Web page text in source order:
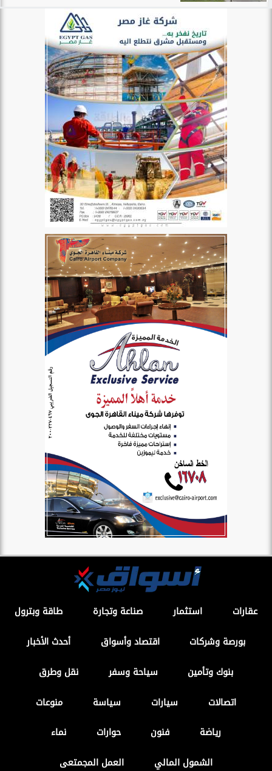
عقارات استثمار صناعة وتجارة
طاقة وبترول
بورصة وشركات
اقتصاد وأسواق
أحدث الأخبار
بنوك وتأمين
سياحة وسفر
نقل وطرق
اتصالات
سيارات سياسة
منوعات
رياضة
فنون حوارات
نماء
الشمول المالي
العمل المجمتعى